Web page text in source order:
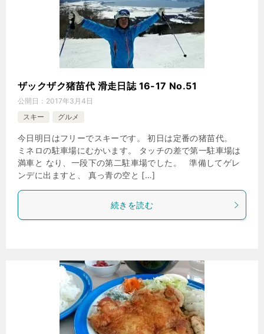
ザックザク猪苗代 滑走日誌 16-17 No.51
公開日： 2017年3月4日
スキー
グルメ
今日明日はフリーでスキーです。 初日は定番の猪苗代。
ミネロの駐車場にむかいます。 タッチの差で第一駐車場は
満車と なり、一段下の第二駐車場でした。 準備してゲレ
ンデに出ますと、 真っ青の空と […]
続きを読む